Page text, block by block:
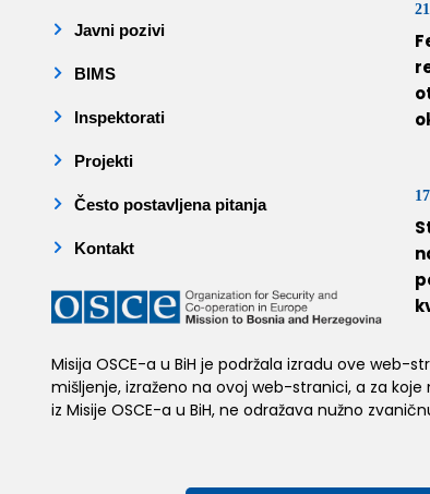
Javni pozivi
BIMS
Inspektorati
Projekti
Često postavljena pitanja
Kontakt
Misija OSCE-a u BiH je podržala izradu ove web-
mišljenje, izraženo na ovoj web-stranici, a za
iz Misije OSCE-a u BiH, ne odražava nužno